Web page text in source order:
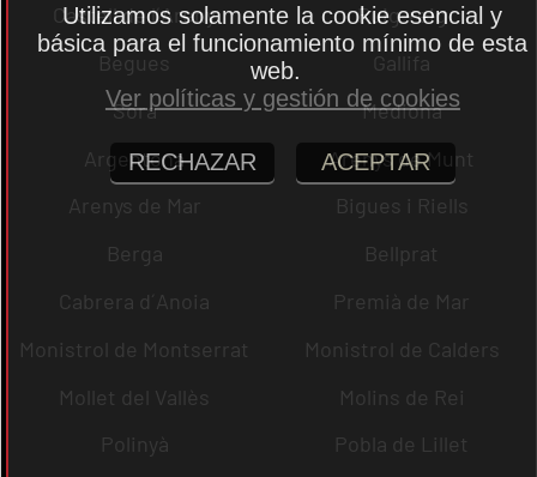
Castell de l´Areny
Puig-reig
Begues
Gallifa
Sora
Mediona
Argentona
Arenys de Munt
Arenys de Mar
Bigues i Riells
Berga
Bellprat
Cabrera d´Anoia
Premià de Mar
Monistrol de Montserrat
Monistrol de Calders
Mollet del Vallès
Molins de Rei
Polinyà
Pobla de Lillet
Utilizamos solamente la cookie esencial y
básica para el funcionamiento mínimo de esta
web.
Ver políticas y gestión de cookies
RECHAZAR ACEPTAR